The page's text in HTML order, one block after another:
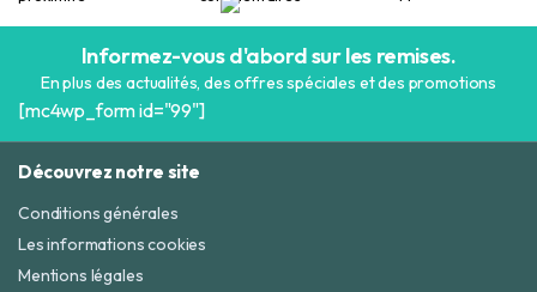
Informez-vous d'abord sur les remises.
En plus des actualités, des offres spéciales et des promotions
[mc4wp_form id="99"]
Découvrez notre site
Conditions générales
Les informations cookies
Mentions légales